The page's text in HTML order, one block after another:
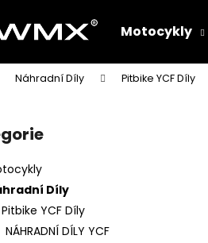
Motocykly
Náhradní Díly Pitbike YCF Díly
Díly
Pitbike YCF Díly
NÁHRADNÍ DÍLY YCF